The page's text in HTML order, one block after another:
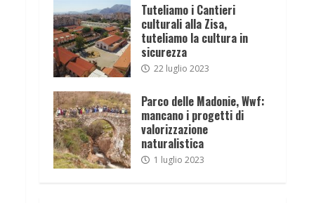
Tuteliamo i Cantieri
culturali alla Zisa,
tuteliamo la cultura in
sicurezza
22 luglio 2023
Parco delle Madonie, Wwf:
mancano i progetti di
valorizzazione
naturalistica
1 luglio 2023